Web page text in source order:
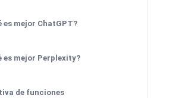
es mejor ChatGPT?
es mejor Perplexity?
de funciones